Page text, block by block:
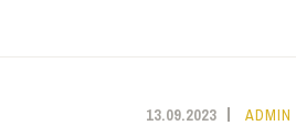
13.09.2023 ADMIN